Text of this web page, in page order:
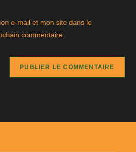
e-mail et mon site dans le
commentaire.